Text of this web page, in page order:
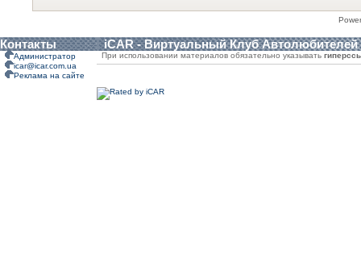
Контакты iCAR - Виртуальный Клуб Автолюбителей
Администратор
icar@icar.com.ua
Реклама на сайте
При использовании материалов обязательно указывать